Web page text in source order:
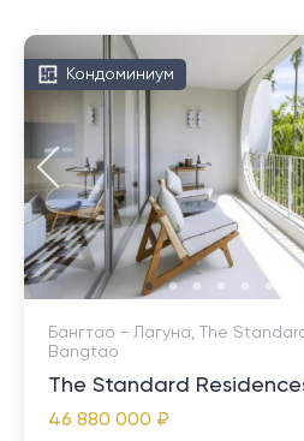
Кондоминиум
Бангтао - Лагуна, The
Bangtao
The Standard
46 880 000 ₽